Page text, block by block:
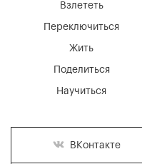
Взлететь
Переключиться
Жить
Поделиться
Научиться
ВКонтакте